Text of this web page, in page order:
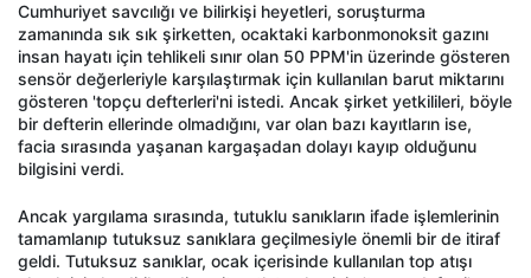
Cumhuriyet savcılığı ve bilirkişi heyetleri, soruşturma
zamanında sık sık şirketten, ocaktaki karbonmonoksit gazını
insan hayatı için tehlikeli sınır olan 50 PPM'in üzerinde gösteren
sensör değerleriyle karşılaştırmak için kullanılan barut miktarını
gösteren 'topçu defterleri'ni istedi. Ancak şirket yetkilileri, böyle
bir defterin ellerinde olmadığını, var olan bazı kayıtların ise,
facia sırasında yaşanan kargaşadan dolayı kayıp olduğunu
bilgisini verdi.
Ancak yargılama sırasında, tutuklu sanıkların ifade işlemlerinin
tamamlanıp tutuksuz sanıklara geçilmesiyle önemli bir de itiraf
geldi. Tutuksuz sanıklar, ocak içerisinde kullanılan top atışı